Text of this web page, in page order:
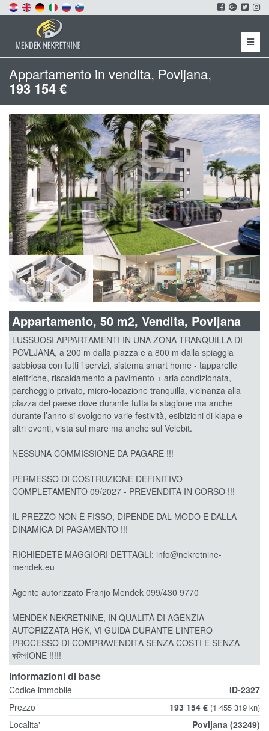
Menu
Appartamento in vendita, Povljana,
193 154 €
Appartamento, 50 m2, Vendita, Povljana
LUSSUOSI APPARTAMENTI IN UNA ZONA TRANQUILLA DI
POVLJANA, a 200 m dalla piazza e a 800 m dalla spiaggia
sabbiosa con tutti i servizi, sistema smart home - tapparelle
elettriche, riscaldamento a pavimento + aria condizionata,
parcheggio privato, micro-locazione tranquilla, vicinanza alla
piazza del paese dove durante tutta la stagione ma anche
durante l’anno si svolgono varie festività, esibizioni di klapa e
altri eventi, vista sul mare ma anche sul Velebit.
NESSUNA COMMISSIONE DA PAGARE !!!
PERMESSO DI COSTRUZIONE DEFINITIVO -
COMPLETAMENTO 09/2027 - PREVENDITA IN CORSO !!!
IL PREZZO NON È FISSO, DIPENDE DAL MODO E DALLA
DINAMICA DI PAGAMENTO !!!
RICHIEDETE MAGGIORI DETTAGLI: info@nekretnine-
mendek.eu
Agente autorizzato Franjo Mendek 099/430 9770
MENDEK NEKRETNINE, IN QUALITÀ DI AGENZIA
AUTORIZZATA HGK, VI GUIDA DURANTE L’INTERO
PROCESSO DI COMPRAVENDITA SENZA COSTI E SENZA
কমিশIONE !!!!!
Informazioni di base
Codice immobile
ID-2327
Prezzo
193 154 € (1 455 319 kn)
Localita'
Povljana (23249)